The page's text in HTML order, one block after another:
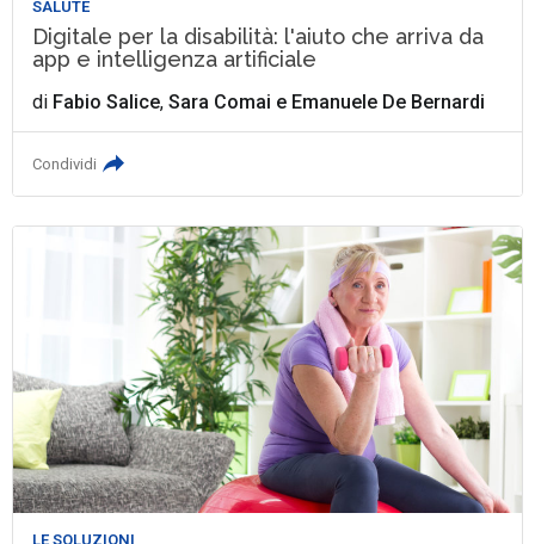
SALUTE
Digitale per la disabilità: l'aiuto che arriva da
app e intelligenza artificiale
di Fabio Salice,Sara Comai e Emanuele De Bernardi
Condividi
LE SOLUZIONI